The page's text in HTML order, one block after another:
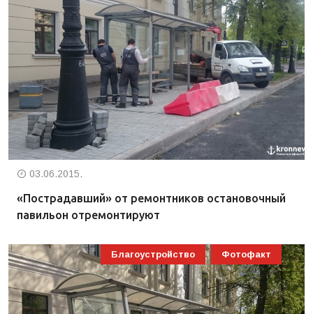
03.06.2015.
«Пострадавший» от ремонтников остановочный
павильон отремонтируют
Благоустройство Фотофакт